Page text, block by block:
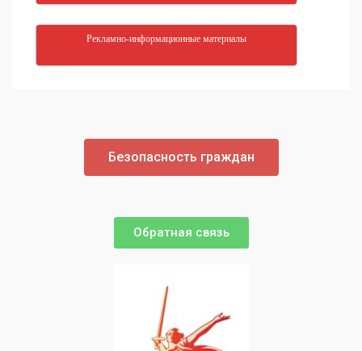
Рекламно-информационные материалы
Безопасность граждан
Обратная связь